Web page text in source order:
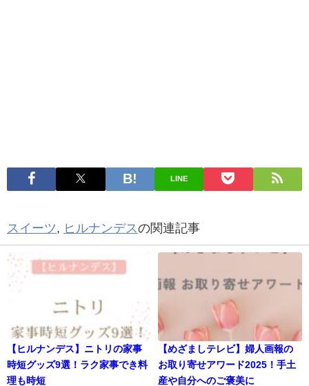
LINE
スイーツ, ヒルナンデスの関連記事
【ヒルナンデス】ニトリの家事
時短グッズ9選！ラク家事でき料
理も時短
【めざましテレビ】婦人画報の
お取り寄せアワード2025！手土
産や自分へのご褒美に